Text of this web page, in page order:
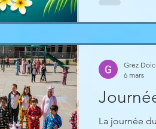
il est temps
souhaitons
élèves en
La journée
Grez
6 mars